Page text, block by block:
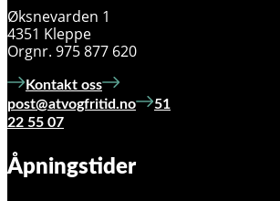
Øksnevarden 1
4351 Kleppe
Orgnr. 975 877 620
Kontakt oss
post@atvogfritid.no
51
22 55 07
Åpningstider